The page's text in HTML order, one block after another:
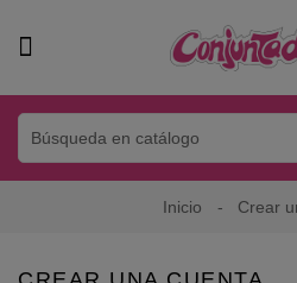
Inicio Crear